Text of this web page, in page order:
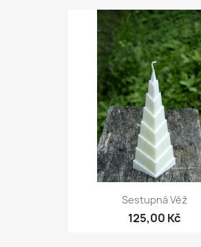
Sestupná Věž
125,00 Kč